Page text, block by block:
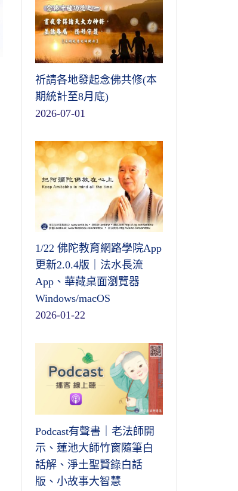
祈請各地發起念佛共修(本
期統計至8月底)
2026-07-01
1/22 佛陀教育網路學院App
更新2.0.4版｜法水長流
App、華藏桌面瀏覽器
Windows/macOS
2026-01-22
Podcast有聲書｜老法師開
示、蓮池大師竹窗隨筆白
話解、淨土聖賢錄白話
版、小故事大智慧